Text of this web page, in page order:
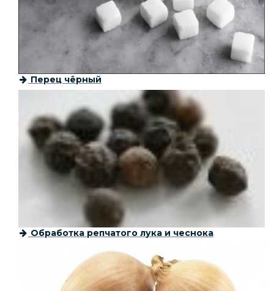
Перец чёрный
Обработка репчатого лука и чеснока